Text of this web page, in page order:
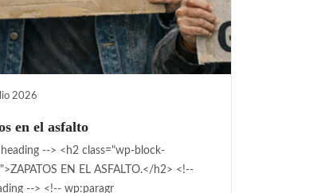
2026
en el asfalto
--> <h2 class="wp-block-
EN EL ASFALTO.</h2> <!--
--> <!-- wp:paragr